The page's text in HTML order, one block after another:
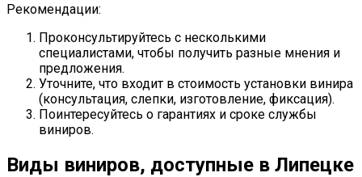
Рекомендации:
Проконсультируйтесь с несколькими
специалистами, чтобы получить разные мнения и
предложения.
Уточните, что входит в стоимость установки винира
(консультация, слепки, изготовление, фиксация).
Поинтересуйтесь о гарантиях и сроке службы
виниров.
Виды виниров, доступные в Липецке